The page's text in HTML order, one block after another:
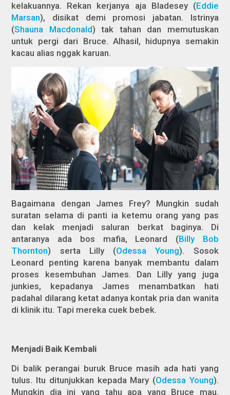
kelakuannya. Rekan kerjanya aja Bladesey (Eddie
Marsan), disikat demi promosi jabatan. Istrinya
(Shauna Macdonald) tak tahan dan memutuskan
untuk pergi dari Bruce. Alhasil, hidupnya semakin
kacau alias nggak karuan.
Bagaimana dengan James Frey? Mungkin sudah
suratan selama di panti ia ketemu orang yang pas
dan kelak menjadi saluran berkat baginya. Di
antaranya ada bos mafia, Leonard (Billy Bob
Thornton) serta Lilly (Odessa Young). Sosok
Leonard penting karena banyak membantu dalam
proses kesembuhan James. Dan Lilly yang juga
junkies, kepadanya James menambatkan hati
padahal dilarang ketat adanya kontak pria dan wanita
di klinik itu. Tapi mereka cuek bebek.
Menjadi Baik Kembali
Di balik perangai buruk Bruce masih ada hati yang
tulus. Itu ditunjukkan kepada Mary (Odessa Young).
Mungkin dia ini yang tahu apa yang Bruce mau.